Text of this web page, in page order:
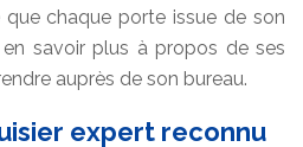
que chaque porte issue de son
savoir plus à propos de ses
auprès de son bureau.
expert reconnu